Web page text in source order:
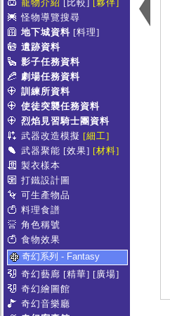
寵物介紹 [比較]
[夥伴]
怪物導覽搜尋
地下城資料 [料理]
遺跡資料
影子任務資料
劇場任務資料
訓練所資料
使徒突襲任務資料
烈焰見習騎士團資料
武器改造模擬 [細工]
武器聚能 [效果] [材料]
製衣樣本
打鐵設計圖
可生產物品
料理食譜
角色稱號
食物效果
奇幻系列 - Fantasy
奇幻藝廊 [精華] [廣場]
奇幻繪圖館
奇幻音樂廳